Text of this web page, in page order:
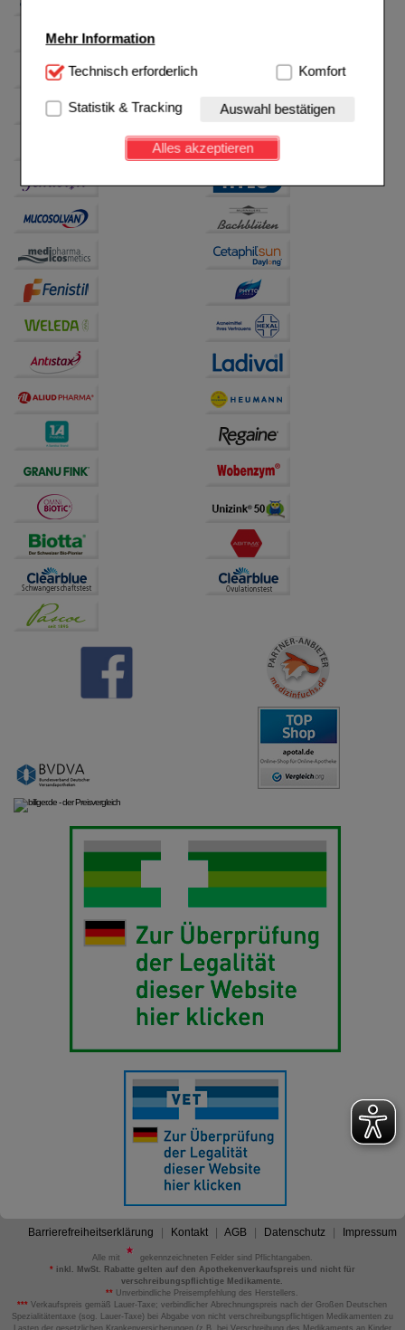
Mehr Information
Technisch Notwendig:Hierbei handelt es sich um
Website notwendig sind (z.B. Navigation, Warenkorb,
Kundenkonto), weshalb auf diese nicht verzichtet
werden kann.
Einkaufserlebnis noch ansprechender zu gestalten,
Besuchers oder unsere Seite an bevorzugte
Verhaltensweisen (z.B. Spracheinstellung)
anzupassen. Komfort-Cookies ermöglichen es uns
auch auf Ihre Bedürfnisse zugeschrittene Inhalte
anzuzeigen und unser Partnerprogramm zu
betreiben.
Statistik & Tracking:
Hierüber lassen sich
Informationen über die Art und Weise der Nutzung
unserer Website sammeln, mit deren Hilfe wir unsere
auf unserer Website aber auch die Werbung auf
Drittseiten möglichst relevant für Sie zu gestalten.
Bitte beachten Sie, dass Daten hierfür teilweise an
Dritte wie z.B. Google oder soziale Medien
Technisch erforderlich Komfort
Statistik & Tracking Auswahl bestätigen
Alles akzeptieren
Barrierefreiheitserklärung Kontakt AGB Datenschutz Impressum
Alle mit
gekennzeichneten Felder sind Pflichtangaben.
*inkl. MwSt. Rabatte gelten auf den Apothekenverkaufspreis und nicht für
verschreibungspflichtige Medikamente.
** Unverbindliche Preisempfehlung des Herstellers.
*** Verkaufspreis gemäß Lauer-Taxe; verbindlicher Abrechnungspreis nach der Großen Deutschen
Spezialitätentaxe (sog. Lauer-Taxe) bei Abgabe von nicht verschreibungspflichtigen Medikamenten zu
Lasten der gesetzlichen Krankenversicherungen (z.B. bei Verschreibung des Medikaments an Kinder